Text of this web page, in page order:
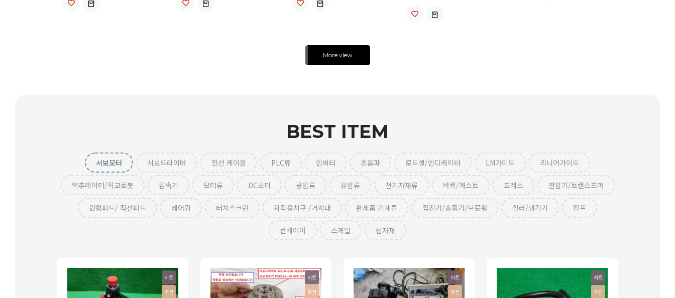
More view
BEST ITEM
서보모터 서보드라이버 전선 케이블 PLC류 인버터 초음파 로드셀/인디케이터 LM가이드 리니어가이드
엑추레이터/직교로봇 감속기 모터류 DC모터 공압류 유압류 전기자재류 바퀴/케스트 프레스 변압기/트랜스포머
원형피드/ 직선피드 베어링 터치스크린 자작용치구 /거치대 완제품 기계류 집진기/송풍기/브로워 칠러/냉각기 펌프
컨베이어 스케일 잡자재
히트
추천
히트
추천
히트
추천
히트
추천